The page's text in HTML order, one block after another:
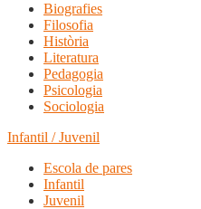
Biografies
Filosofia
Història
Literatura
Pedagogia
Psicologia
Sociologia
Infantil / Juvenil
Escola de pares
Infantil
Juvenil